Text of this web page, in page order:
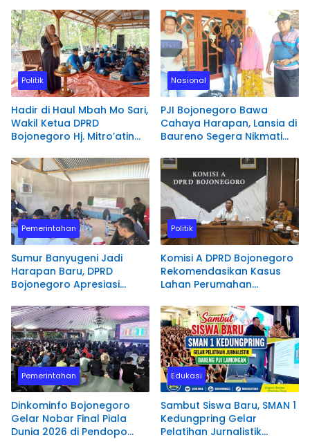
Politik
Hadir di Haul Mbah Mo Sari,
Wakil Ketua DPRD
Bojonegoro Hj. Mitro’atin
Amal Pengalir Pahala
Nasional
PJI Bojonegoro Bawa
Cahaya Harapan, Lansia di
Baureno Segera Nikmati
Pemerintahan
Sumur Banyugeni Jadi
Harapan Baru, DPRD
Bojonegoro Apresiasi
Politik
Komisi A DPRD Bojonegoro
Rekomendasikan Kasus
Lahan Perumahan
Pemerintahan
Dinkominfo Bojonegoro
Gelar Nobar Final Piala
Dunia 2026 di Pendopo
Edukasi
Sambut Siswa Baru, SMAN 1
Kedungpring Gelar
Pelatihan Jurnalistik